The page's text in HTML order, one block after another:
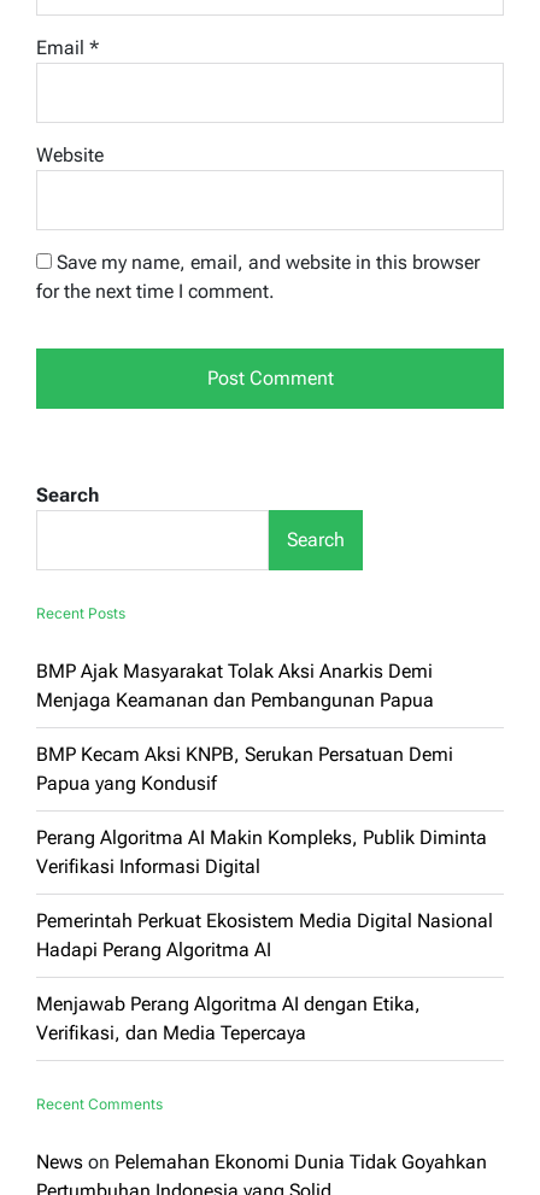
Email *
Website
Save my name, email, and website in this browser
for the next time I comment.
Search
Search
Recent Posts
BMP Ajak Masyarakat Tolak Aksi Anarkis Demi
Menjaga Keamanan dan Pembangunan Papua
BMP Kecam Aksi KNPB, Serukan Persatuan Demi
Papua yang Kondusif
Perang Algoritma AI Makin Kompleks, Publik Diminta
Verifikasi Informasi Digital
Pemerintah Perkuat Ekosistem Media Digital Nasional
Hadapi Perang Algoritma AI
Menjawab Perang Algoritma AI dengan Etika,
Verifikasi, dan Media Tepercaya
Recent Comments
News on Pelemahan Ekonomi Dunia Tidak Goyahkan